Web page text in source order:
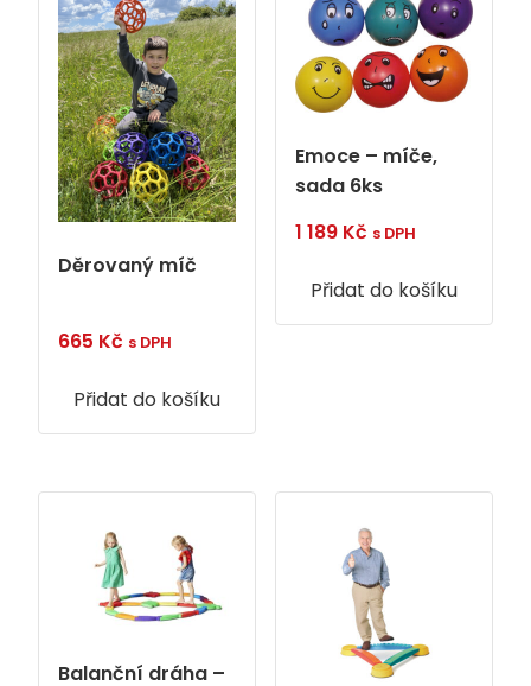
Děrovaný míč
665 Kč s DPH
Přidat do košíku
Emoce – míče,
sada 6ks
1 189 Kč s DPH
Přidat do košíku
Balanční dráha –